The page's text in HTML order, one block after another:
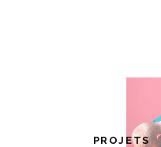
PROJETS